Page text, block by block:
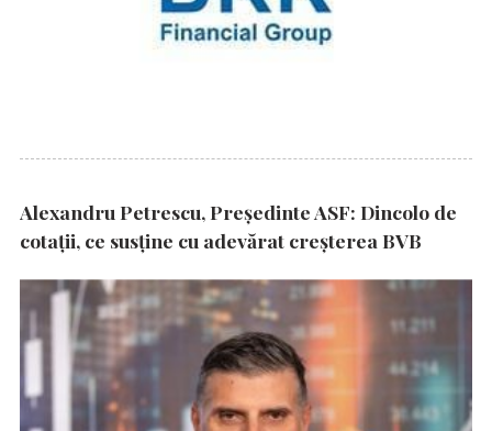
Alexandru Petrescu, Președinte ASF: Dincolo de
cotații, ce susține cu adevărat creșterea BVB